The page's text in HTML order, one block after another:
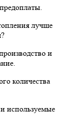
лучше
и
количества
используемые